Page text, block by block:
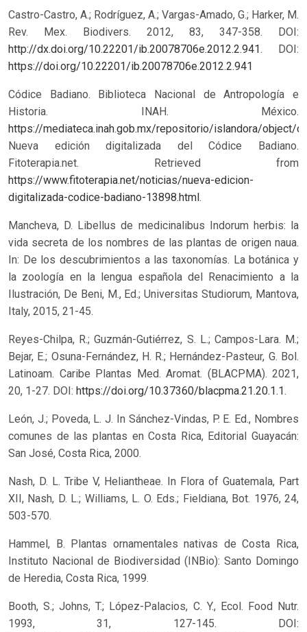
Castro-Castro, A.; Rodríguez, A.; Vargas-Amado, G.; Harker, M.
Rev. Mex. Biodivers. 2012, 83, 347-358. DOI:
http://dx.doi.org/10.22201/ib.20078706e.2012.2.941. DOI:
https://doi.org/10.22201/ib.20078706e.2012.2.941
Códice Badiano. Biblioteca Nacional de Antropología e
Historia. INAH. México.
https://mediateca.inah.gob.mx/repositorio/islandora/object/
Nueva edición digitalizada del Códice Badiano.
Fitoterapia.net. Retrieved from
https://www.fitoterapia.net/noticias/nueva-edicion-
digitalizada-codice-badiano-13898.html.
Mancheva, D. Libellus de medicinalibus Indorum herbis: la
vida secreta de los nombres de las plantas de origen naua.
In: De los descubrimientos a las taxonomías. La botánica y
la zoología en la lengua española del Renacimiento a la
Ilustración, De Beni, M., Ed.; Universitas Studiorum, Mantova,
Italy, 2015, 21-45.
Reyes-Chilpa, R.; Guzmán-Gutiérrez, S. L.; Campos-Lara. M.;
Bejar, E.; Osuna-Fernández, H. R.; Hernández-Pasteur, G. Bol.
Latinoam. Caribe Plantas Med. Aromat. (BLACPMA). 2021,
20, 1-27. DOI: https://doi.org/10.37360/blacpma.21.20.1.1.
León, J.; Poveda, L. J. In Sánchez-Vindas, P. E. Ed., Nombres
comunes de las plantas en Costa Rica, Editorial Guayacán:
San José, Costa Rica, 2000.
Nash, D. L. Tribe V, Heliantheae. In Flora of Guatemala, Part
XII, Nash, D. L.; Williams, L. O. Eds.; Fieldiana, Bot. 1976, 24,
503-570.
Hammel, B. Plantas ornamentales nativas de Costa Rica,
Instituto Nacional de Biodiversidad (INBio): Santo Domingo
de Heredia, Costa Rica, 1999.
Booth, S.; Johns, T.; López-Palacios, C. Y., Ecol. Food Nutr.
1993, 31, 127-145. DOI: